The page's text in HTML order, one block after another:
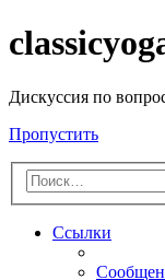
Дискуссия по
Пропустить
Ссылки